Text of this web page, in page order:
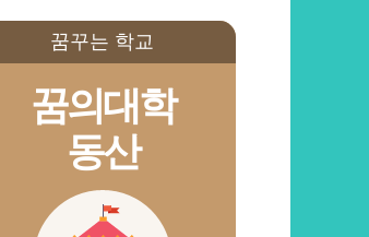
꿈꾸는 학교
꿈의대학
동산